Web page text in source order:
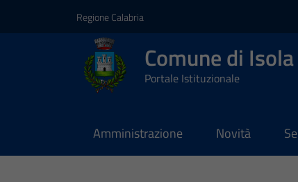
Regione Calabria
Comune di
Portale Istituzionale
Amministrazione Novità